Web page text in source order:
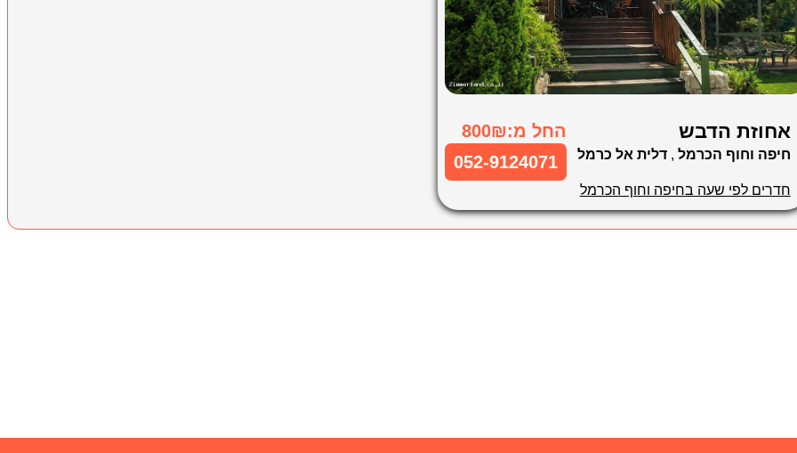
אחוזת הדבש החל מ:800₪
חיפה וחוף הכרמל ,דלית אל כרמל 052-9124071
חדרים לפי שעה בחיפה וחוף הכרמל